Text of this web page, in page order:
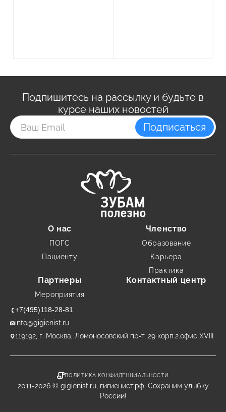
Подпишитесь на рассылку и будьте в
курсе наших новостей
Подписаться
О нас
ПОГС
Пациенту
Членство
Образование
Карьера
Практика
Партнеры
Мероприятия
Контактный центр
+7(495)118-28-81
info@gigienist.ru
119192, г. Москва, Ломоносовский пр-т, 29 корп.2.офис XVIII
2011-2026 © gigienist.ru, гигиенист.рф, Сохраним улыбку
России!
ПОЛИТИКА КОНФИДЕНЦИАЛЬНОСТИ